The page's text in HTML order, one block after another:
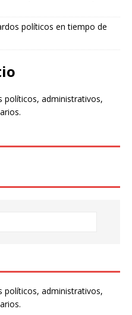
políticos en tiempo de
políticos, administrativos,
políticos, administrativos,